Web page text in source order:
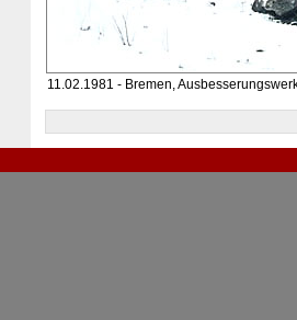
11.02.1981 - Bremen,